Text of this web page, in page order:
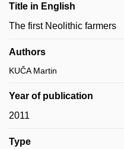
Title in English
The first Neolithic farmers
Authors
KUČA Martin
Year of publication
2011
Type